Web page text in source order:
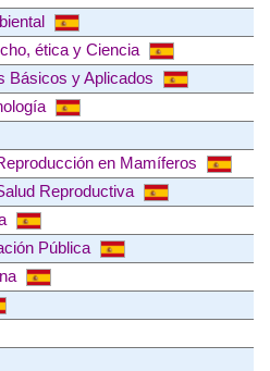
ética y Ciencia
Básicos y Aplicados
en Mamíferos
Reproductiva
Pública